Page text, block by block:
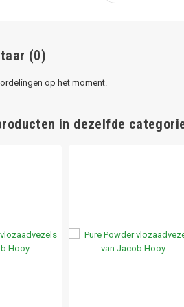
(0)
op het moment.
in dezelfde